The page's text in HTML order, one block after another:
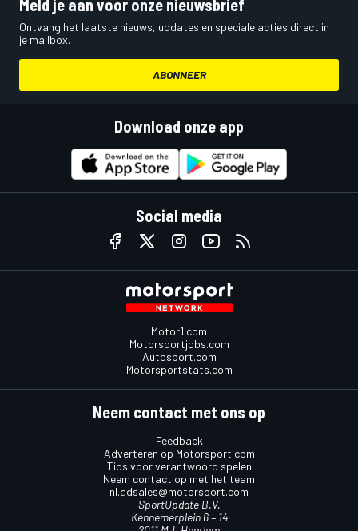
Meld je aan voor onze nieuwsbrief
Ontvang het laatste nieuws, updates en speciale acties direct in
je mailbox.
ABONNEER
Download onze app
Social media
Motor1.com
Motorsportjobs.com
Autosport.com
Motorsportstats.com
Neem contact met ons op
Feedback
Adverteren op Motorsport.com
Tips voor verantwoord spelen
Neem contact op met het team
nl.adsales@motorsport.com
SportUpdate B.V.
Kennemerplein 6 – 14